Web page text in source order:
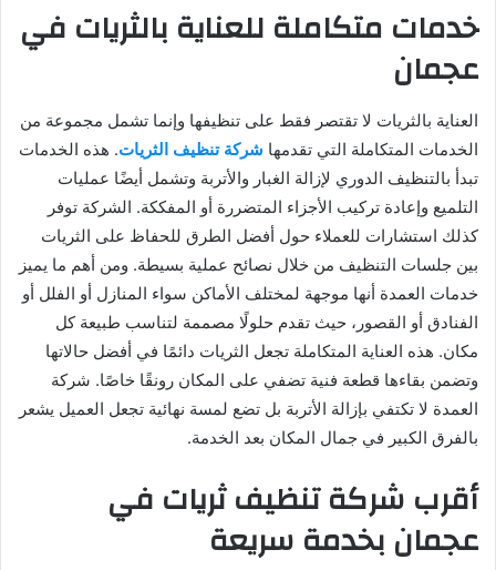
خدمات متكاملة للعناية بالثريات في
عجمان
العناية بالثريات لا تقتصر فقط على تنظيفها وإنما تشمل مجموعة من
الخدمات المتكاملة التي تقدمها شركة تنظيف الثريات. هذه الخدمات
تبدأ بالتنظيف الدوري لإزالة الغبار والأتربة وتشمل أيضًا عمليات
التلميع وإعادة تركيب الأجزاء المتضررة أو المفككة. الشركة توفر
كذلك استشارات للعملاء حول أفضل الطرق للحفاظ على الثريات
بين جلسات التنظيف من خلال نصائح عملية بسيطة. ومن أهم ما يميز
خدمات العمدة أنها موجهة لمختلف الأماكن سواء المنازل أو الفلل أو
الفنادق أو القصور، حيث تقدم حلولًا مصممة لتناسب طبيعة كل
مكان. هذه العناية المتكاملة تجعل الثريات دائمًا في أفضل حالاتها
وتضمن بقاءها قطعة فنية تضفي على المكان رونقًا خاصًا. شركة
العمدة لا تكتفي بإزالة الأتربة بل تضع لمسة نهائية تجعل العميل يشعر
بالفرق الكبير في جمال المكان بعد الخدمة.
أقرب شركة تنظيف ثريات في
عجمان بخدمة سريعة